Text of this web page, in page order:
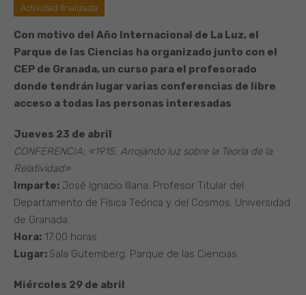
Actividad finalizada
Con motivo del Año Internacional de La Luz, el
Parque de las Ciencias ha organizado junto con el
CEP de Granada, un curso para el profesorado
donde tendrán lugar varias conferencias de libre
acceso a todas las personas interesadas
Jueves 23 de abril
CONFERENCIA: «1915. Arrojando luz sobre la Teoría de la
Relatividad»
Imparte: José Ignacio Illana. Profesor Titular del
Departamento de Física Teórica y del Cosmos. Universidad
de Granada.
Hora: 17:00 horas
Lugar: Sala Gutemberg. Parque de las Ciencias.
Miércoles 29 de abril